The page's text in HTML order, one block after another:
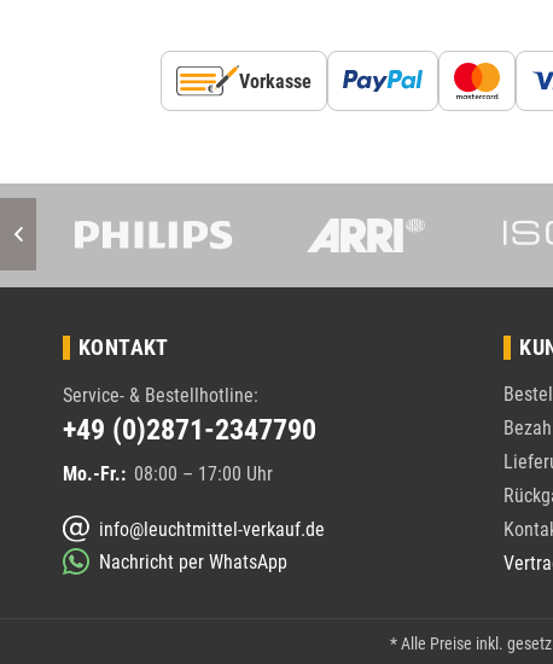
Vorkasse
KONTAKT
Service- & Bestellhotline:
+49 (0)2871-2347790
Mo.-Fr.: 08:00 – 17:00 Uhr
info@leuchtmittel-verkauf.de
Nachricht per WhatsApp
* Alle Preise inkl.